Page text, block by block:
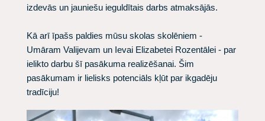
izdevās un jauniešu ieguldītais darbs atmaksājās.
Kā arī īpašs paldies mūsu skolas skolēniem -
Umāram Valijevam un Ievai Elizabetei Rozentālei - par
ielikto darbu šī pasākuma realizēšanai. Šim
pasākumam ir lielisks potenciāls kļūt par ikgadēju
tradīciju!